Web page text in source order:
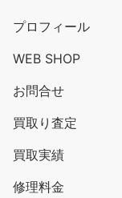
プロフィール
WEB SHOP
お問合せ
買取り査定
買取実績
修理料金